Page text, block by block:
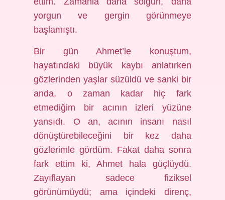
yorgun ve gergin görünmeye
başlamıştı.
Bir gün Ahmet’le konuştum,
hayatındaki büyük kaybı anlatırken
gözlerinden yaşlar süzüldü ve sanki bir
anda, o zaman kadar hiç fark
etmediğim bir acının izleri yüzüne
yansıdı. O an, acının insanı nasıl
dönüştürebileceğini bir kez daha
gözlerimle gördüm. Fakat daha sonra
fark ettim ki, Ahmet hala güçlüydü.
Zayıflayan sadece fiziksel
görünümüydü; ama içindeki direnç,